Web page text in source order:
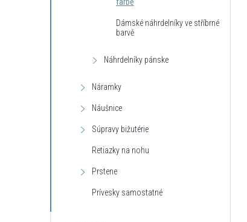
Dámské náhrdelníky ve stříbrné
barvě
Náhrdelníky pánske
Náramky
Náušnice
Súpravy bižutérie
Retiazky na nohu
Prstene
Prívesky samostatné